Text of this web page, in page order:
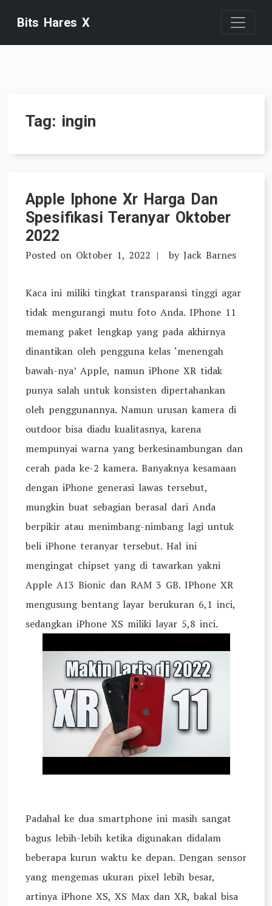
content
Bits Hares X
Tag: ingin
Apple Iphone Xr Harga Dan
Spesifikasi Teranyar Oktober
2022
Posted on Oktober 1, 2022 by Jack Barnes
Kaca ini miliki tingkat transparansi tinggi agar
tidak mengurangi mutu foto Anda. IPhone 11
memang paket lengkap yang pada akhirnya
dinantikan oleh pengguna kelas ‘menengah
bawah-nya’ Apple, namun iPhone XR tidak
punya salah untuk konsisten dipertahankan
oleh penggunannya. Namun urusan kamera di
outdoor bisa diadu kualitasnya, karena
mempunyai warna yang berkesinambungan dan
cerah pada ke-2 kamera. Banyaknya kesamaan
dengan iPhone generasi lawas tersebut,
mungkin buat sebagian berasal dari Anda
berpikir atau menimbang-nimbang lagi untuk
beli iPhone teranyar tersebut. Hal ini
mengingat chipset yang di tawarkan yakni
Apple A13 Bionic dan RAM 3 GB. IPhone XR
mengusung bentang layar berukuran 6,1 inci,
sedangkan iPhone XS miliki layar 5,8 inci.
Padahal ke dua smartphone ini masih sangat
bagus lebih-lebih ketika digunakan didalam
beberapa kurun waktu ke depan. Dengan sensor
yang mengemas ukuran pixel lebih besar,
artinya iPhone XS, XS Max dan XR, bakal bisa